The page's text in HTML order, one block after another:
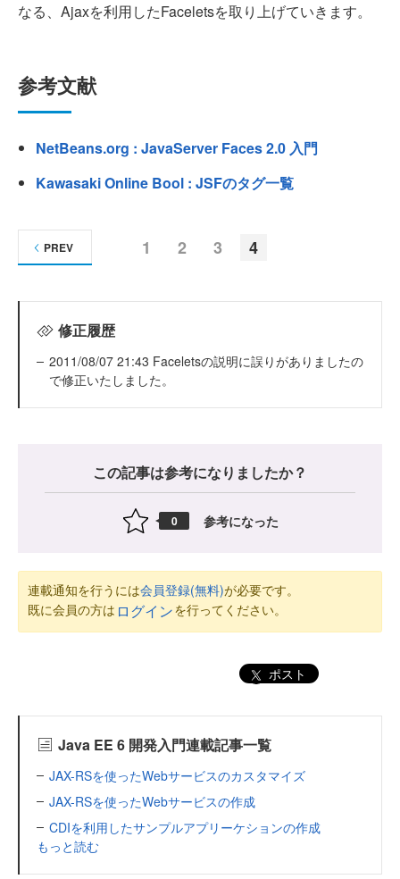
なる、Ajaxを利用したFaceletsを取り上げていきます。
参考文献
NetBeans.org : JavaServer Faces 2.0 入門
Kawasaki Online Bool : JSFのタグ一覧
1 2 3 4
PREV
修正履歴
2011/08/07 21:43 Faceletsの説明に誤りがありましたの
で修正いたしました。
この記事は参考になりましたか？
0 参考になった
連載通知を行うには会員登録(無料)が必要です。
既に会員の方は ログインを行ってください。
ポスト
Java EE 6 開発入門連載記事一覧
JAX-RSを使ったWebサービスのカスタマイズ
JAX-RSを使ったWebサービスの作成
CDIを利用したサンプルアプリーケションの作成
もっと読む